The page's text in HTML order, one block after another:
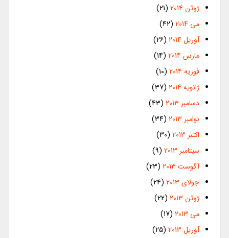
ژوئن 2014
(21)
می 2014
(42)
آوریل 2014
(26)
مارس 2014
(14)
فوریه 2014
(10)
ژانویه 2014
(37)
دسامبر 2013
(43)
نوامبر 2013
(34)
اکتبر 2013
(30)
سپتامبر 2013
(9)
آگوست 2013
(23)
جولای 2013
(24)
ژوئن 2013
(22)
می 2013
(17)
آوریل 2013
(25)